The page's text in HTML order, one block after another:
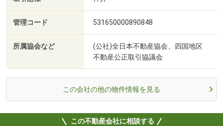
管理コード 531650000890848
所属協会など
(公社)全日本不動産協会、四国地区
不動産公正取引協議会
この会社の他の物件情報を見る
この不動産会社に相談する